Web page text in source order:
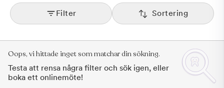
Filter Sortering
Oops, vi hittade inget som matchar din sökning.
Testa att rensa några filter och sök igen, eller
boka ett onlinemöte!